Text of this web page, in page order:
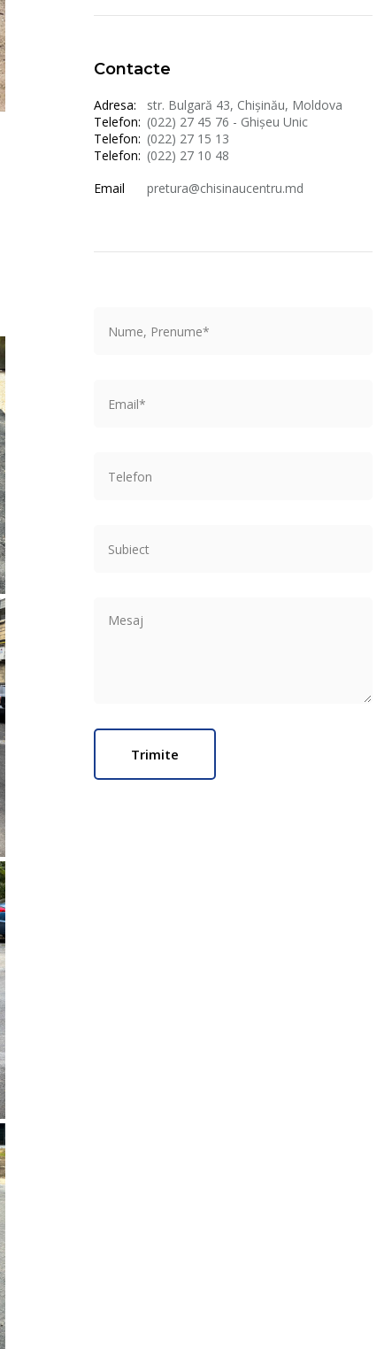
Contacte
Adresa:
str. Bulgară 43, Chișinău, Moldova
Telefon: (022) 27 45 76 - Ghișeu Unic
Telefon: (022) 27 15 13
Telefon: (022) 27 10 48
Email
pretura@chisinaucentru.md